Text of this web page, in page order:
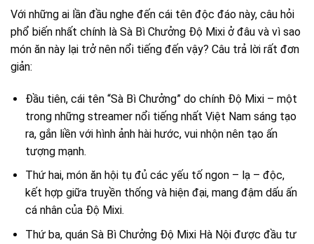
Với những ai lần đầu nghe đến cái tên độc đáo này, câu hỏi
phổ biến nhất chính là Sà Bì Chưởng Độ Mixi ở đâu và vì sao
món ăn này lại trở nên nổi tiếng đến vậy? Câu trả lời rất đơn
giản:
Đầu tiên, cái tên “Sà Bì Chưởng” do chính Độ Mixi – một
trong những streamer nổi tiếng nhất Việt Nam sáng tạo
ra, gắn liền với hình ảnh hài hước, vui nhộn nên tạo ấn
tượng mạnh.
Thứ hai, món ăn hội tụ đủ các yếu tố ngon – lạ – độc,
kết hợp giữa truyền thống và hiện đại, mang đậm dấu ấn
cá nhân của Độ Mixi.
Thứ ba, quán Sà Bì Chưởng Độ Mixi Hà Nội được đầu tư